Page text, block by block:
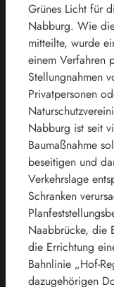
Grünes Licht für
Nabburg. Wie
mitteilte, wurde
einem Verfahren
Stellungnahmen
Privatpersonen
Nabburg ist seit
Baumaßnahme
beseitigen und
Verkehrslage
Schranken
Naabbrücke, die
die Errichtung
Bahnlinie „Hof-
dazugehörigen